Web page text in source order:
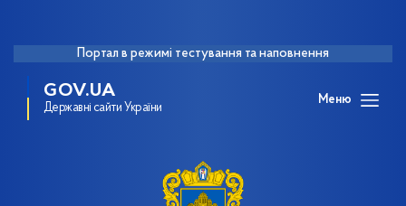
Портал в режимі тестування та наповнення
GOV.UA
Державні сайти України
Меню